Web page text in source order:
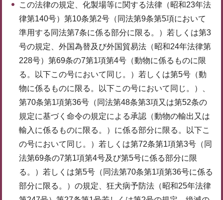
この法律の規定、化製場等に関する法律（昭和23年法
律第140号）第10条第2号（同法第9条第5項において
準用する同法第7条に係る部分に限る。）若しくは第3
号の規定、外国為替及び外国貿易法（昭和24年法律第
228号）第69条の7第1項第4号（動物に係るものに限
る。以下この号において同じ。）若しくは第5号（動
物に係るものに限る。以下この号において同じ。）、
第70条第1項第36号（同法第48条第3項又は第52条の
規定に基づく命令の規定による承認（動物の輸出又は
輸入に係るものに限る。）に係る部分に限る。以下こ
の号において同じ。）若しくは第72条第1項第3号（同
法第69条の7第1項第4号及び第5号に係る部分に限
る。）若しくは第5号（同法第70条第1項第36号に係る
部分に限る。）の規定、狂犬病予防法（昭和25年法律